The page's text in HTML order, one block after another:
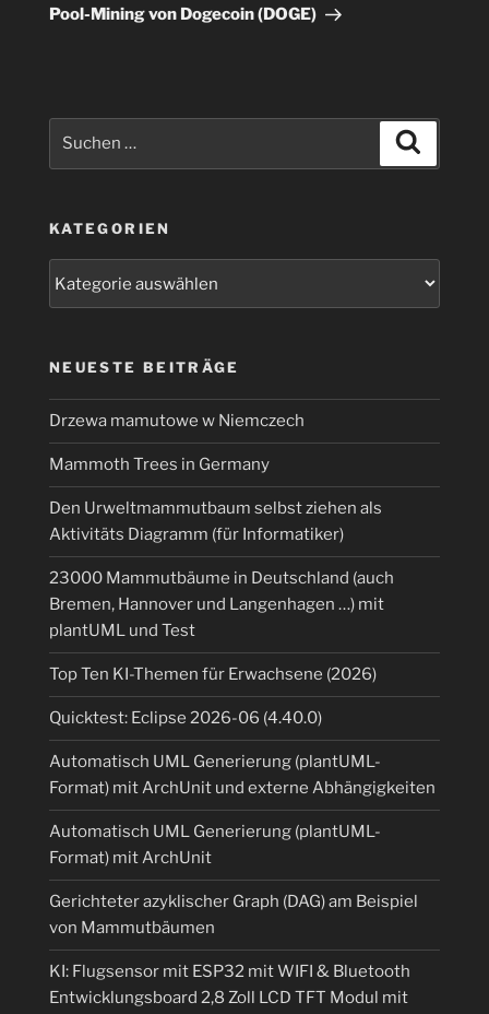
Pool-Mining von Dogecoin (DOGE)
KATEGORIEN
NEUESTE BEITRÄGE
Drzewa mamutowe w Niemczech
Mammoth Trees in Germany
Den Urweltmammutbaum selbst ziehen als
Aktivitäts Diagramm (für Informatiker)
23000 Mammutbäume in Deutschland (auch
Bremen, Hannover und Langenhagen …) mit
plantUML und Test
Top Ten KI-Themen für Erwachsene (2026)
Quicktest: Eclipse 2026-06 (4.40.0)
Automatisch UML Generierung (plantUML-
Format) mit ArchUnit und externe Abhängigkeiten
Automatisch UML Generierung (plantUML-
Format) mit ArchUnit
Gerichteter azyklischer Graph (DAG) am Beispiel
von Mammutbäumen
KI: Flugsensor mit ESP32 mit WIFI & Bluetooth
Entwicklungsboard 2,8 Zoll LCD TFT Modul mit